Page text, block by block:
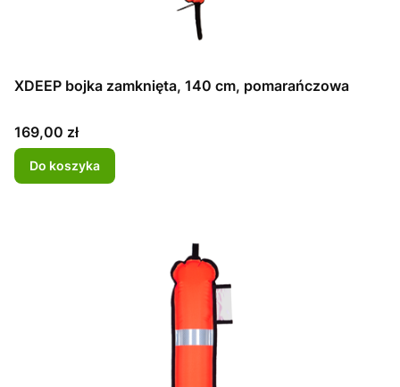
XDEEP bojka zamknięta, 140 cm, pomarańczowa
Cena
169,00 zł
Do koszyka